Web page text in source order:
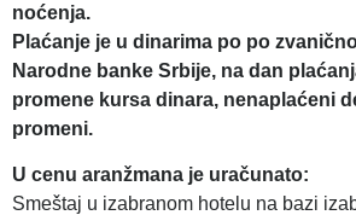
noćenja.
Plaćanje je u dinarima po po
Narodne banke Srbije, na dan
promene kursa dinara, nenaplaćeni
promeni.
U cenu aranžmana je uračunato:
Smeštaj u izabranom hotelu na bazi